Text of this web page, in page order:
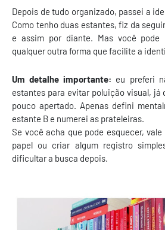
Depois de tudo organizado, passei a
Como tenho duas estantes, fiz da
e assim por diante. Mas você pode
qualquer outra forma que facilite a
Um detalhe importante: eu preferi
estantes para evitar poluição visual, já
pouco apertado. Apenas defini
estante B e numerei as prateleiras.
Se você acha que pode esquecer,
papel ou criar algum registro
dificultar a busca depois.